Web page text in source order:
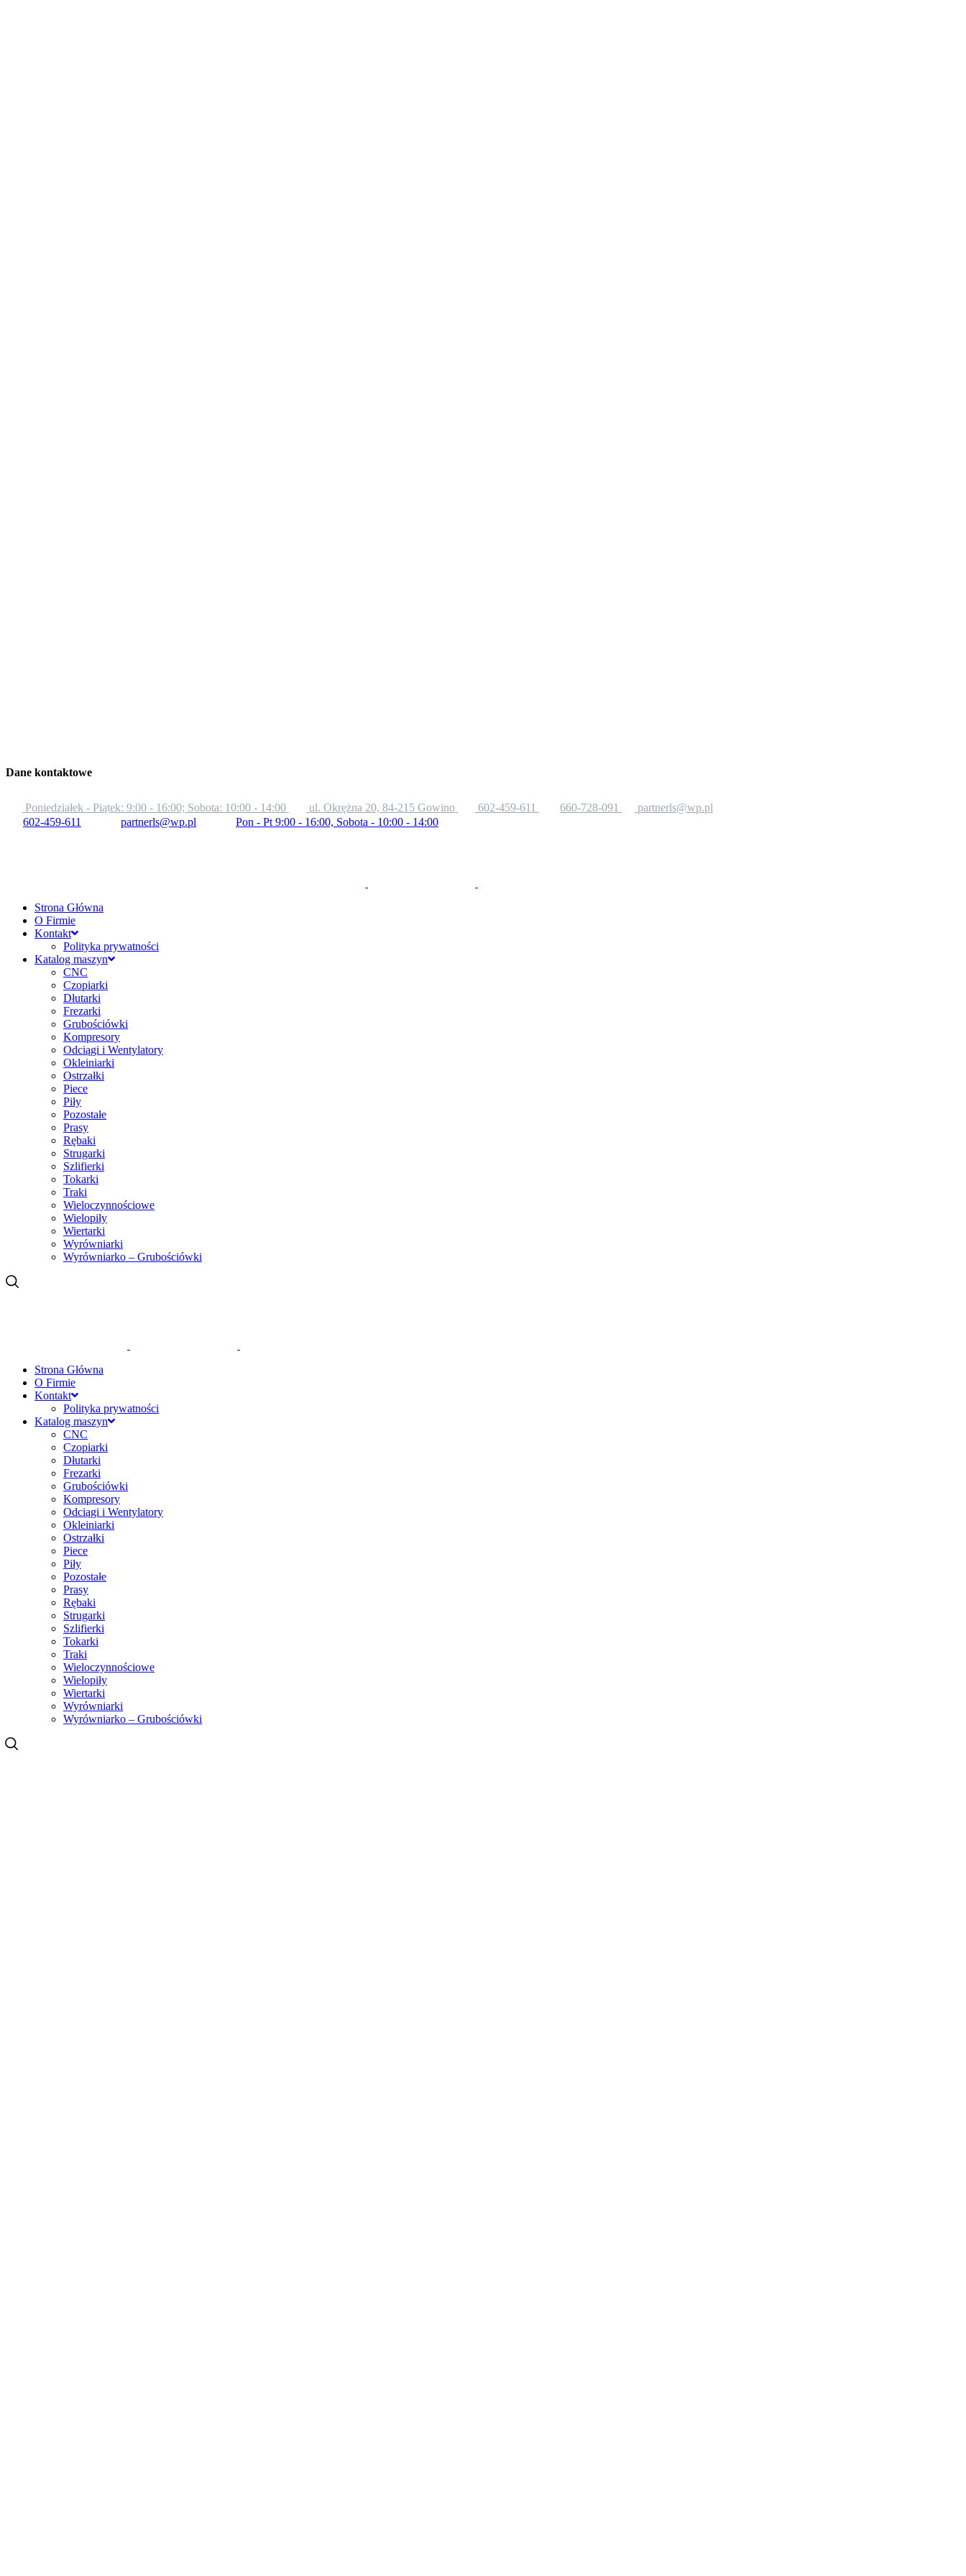
Dane kontaktowe
Poniedziałek - Piątek: 9:00 - 16:00; Sobota: 10:00 - 14:00 ul. Okrężna 20, 84-215 Gowino 602-459-611 660-728-091
partnerls@wp.pl
602-459-611
partnerls@wp.pl Pon - Pt 9:00 - 16:00, Sobota - 10:00 - 14:00
Strona Główna
O Firmie
Kontakt
Polityka prywatności
Katalog maszyn
CNC
Czopiarki
Dłutarki
Frezarki
Grubościówki
Kompresory
Odciągi i Wentylatory
Okleiniarki
Ostrzałki
Piece
Piły
Pozostałe
Prasy
Rębaki
Strugarki
Szlifierki
Tokarki
Traki
Wieloczynnościowe
Wielopiły
Wiertarki
Wyrówniarki
Wyrówniarko – Grubościówki
Strona Główna
O Firmie
Kontakt
Polityka prywatności
Katalog maszyn
CNC
Czopiarki
Dłutarki
Frezarki
Grubościówki
Kompresory
Odciągi i Wentylatory
Okleiniarki
Ostrzałki
Piece
Piły
Pozostałe
Prasy
Rębaki
Strugarki
Szlifierki
Tokarki
Traki
Wieloczynnościowe
Wielopiły
Wiertarki
Wyrówniarki
Wyrówniarko – Grubościówki